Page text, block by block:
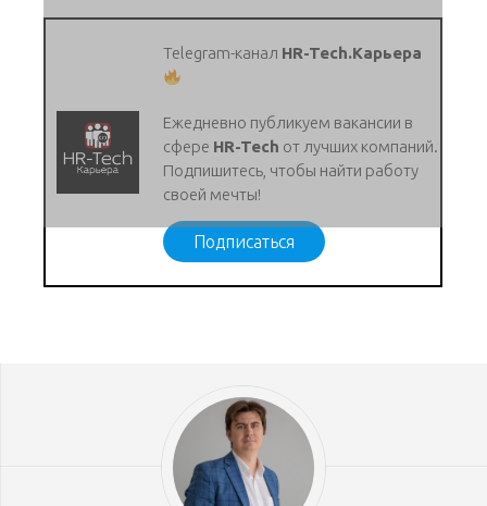
Telegram-канал HR-Tech.Карьера
Ежедневно публикуем вакансии в
сфере HR-Tech от лучших компаний.
Подпишитесь, чтобы найти работу
своей мечты!
Подписаться